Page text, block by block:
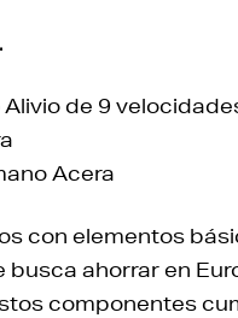
de 9
Acera
con elementos
ahorrar en
componentes